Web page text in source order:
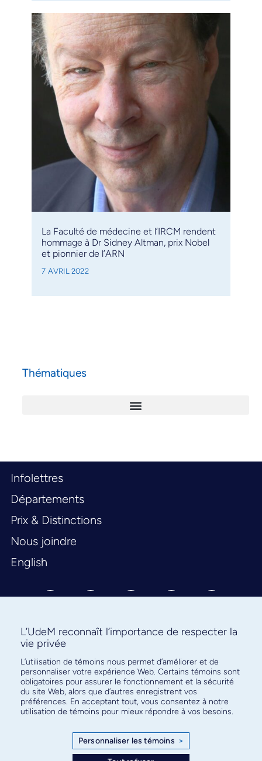
La Faculté de médecine et l’IRCM rendent
hommage à Dr Sidney Altman, prix Nobel
et pionnier de l’ARN
7 AVRIL 2022
Thématiques
Infolettres
Départements
Prix & Distinctions
Nous joindre
English
Abonnez-vous à notre infolettre
pour connaître l’actualité facultaire
L’UdeM reconnaît l’importance de respecter la
vie privée
L’utilisation de témoins nous permet d’améliorer et de
personnaliser votre expérience Web. Certains témoins sont
obligatoires pour assurer le fonctionnement et la sécurité
du site Web, alors que d’autres enregistrent vos
préférences. En acceptant tout, vous consentez à notre
utilisation de témoins pour mieux répondre à vos besoins.
Personnaliser les témoins >